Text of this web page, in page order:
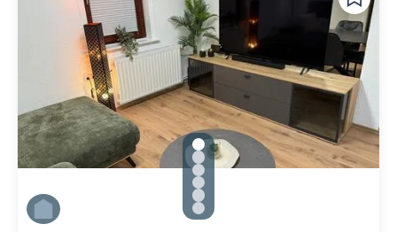
gallery.slide_selector
Zu Slide 1 wechseln
Zu Slide 2 wechseln
Zu Slide 3 wechseln
Zu Slide 4 wechseln
Zu Slide 5 wechseln
Zu Slide 6 wechseln